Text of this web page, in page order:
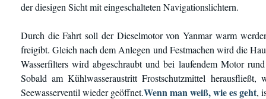
der diesigen Sicht mit eingeschalteten Navigationslichtern.
Durch die Fahrt soll der Dieselmotor von Yanmar warm
freigibt. Gleich nach dem Anlegen und Festmachen wird die
Wasserfilters wird abgeschraubt und bei laufendem Motor
Sobald am Kühlwasseraustritt Frostschutzmittel
Seewasserventil wieder geöffnet.Wenn man weiß, wie es geht,